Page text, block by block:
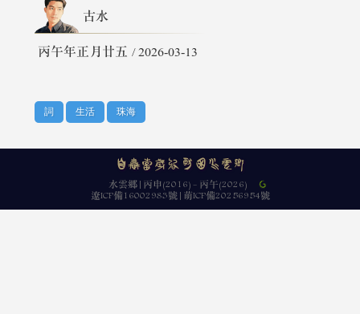
古水
丙午年正月廿五 / 2026-03-13
️詞 ️生活 ️珠海
自憐當歲晚 猶困水雲鄉
水雲鄉 | 丙申(2016) - 丙午(2026)
遼ICP備16002983號 | 萌ICP備20256954號